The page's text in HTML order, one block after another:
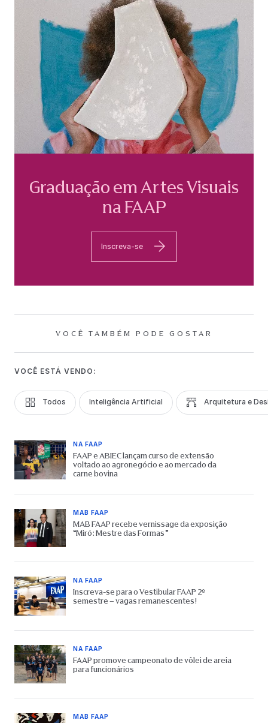
Graduação em Artes Visuais
na FAAP
Inscreva-se
VOCÊ TAMBÉM PODE GOSTAR
VOCÊ ESTÁ VENDO:
Todos Inteligência Artificial Arquitetura e
NA FAAP
FAAP e ABIEC lançam curso de extensão
voltado ao agronegócio e ao mercado da
carne bovina
MAB FAAP
MAB FAAP recebe vernissage da exposição
“Miró: Mestre das Formas”
NA FAAP
Inscreva-se para o Vestibular FAAP 2º
semestre – vagas remanescentes!
NA FAAP
FAAP promove campeonato de vôlei de areia
para funcionários
MAB FAAP